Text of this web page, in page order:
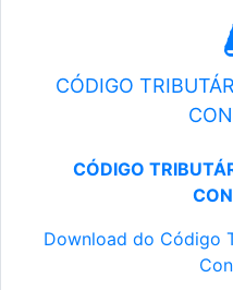
CÓDIGO
CÓDIGO
Download do Código